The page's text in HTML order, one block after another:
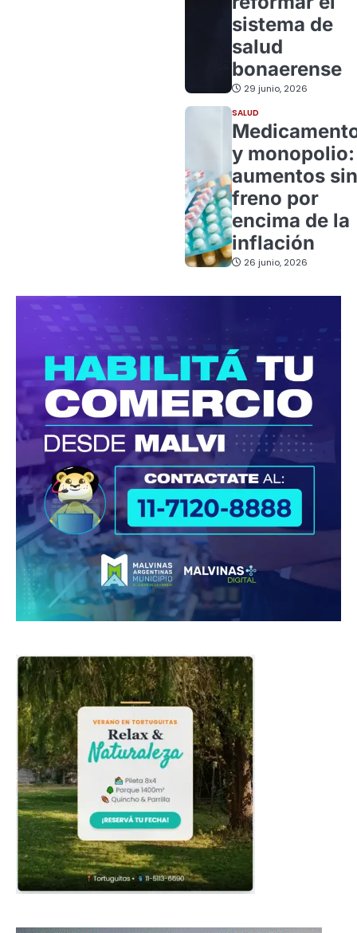
sistema de
salud
bonaerense
29 junio, 2026
SALUD
y monopolio:
aumentos sin
freno por
encima de la
inflación
26 junio, 2026